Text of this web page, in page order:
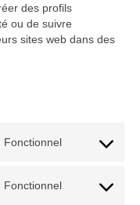
des profils
ou de suivre
sites web dans des
Fonctionnel
Consent
wordpress
Fonctionnel
Consent